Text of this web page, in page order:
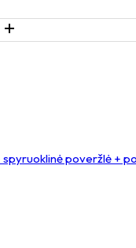
spyruoklinė poveržlė +